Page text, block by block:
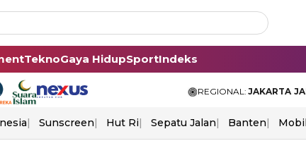
TeknoGaya HidupSportIndeks
REGIONAL: JAKARTA
Sunscreen Hut Ri Sepatu Jalan Banten